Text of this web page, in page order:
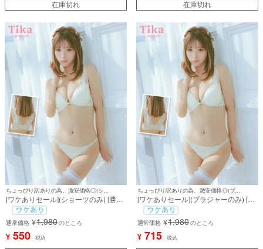
在庫切れ 在庫切れ
[ワケありセール](ショーツのみ) [勝負
下着] レイヤードエレガントレースフ
ロントホックカップブラジャー
通常価格 ¥1,980のところ
¥ 550 税込
ちょっぴり訳ありの為、激安価格◎(ブラジャーのみ)
[ワケありセール](ブラジャーのみ) [勝
負下着] レイヤードエレガントレース
フロントホックカップブラジャー
通常価格 ¥1,980のところ
¥ 715 税込